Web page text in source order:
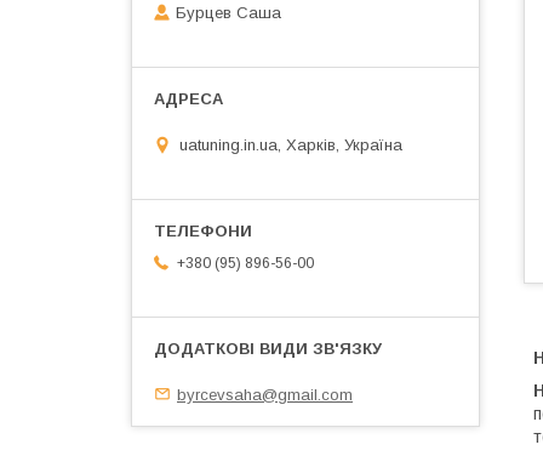
Бурцев Саша
uatuning.in.ua, Харків, Україна
+380 (95) 896-56-00
byrcevsaha@gmail.com